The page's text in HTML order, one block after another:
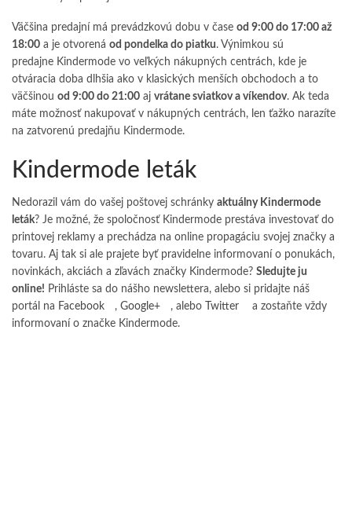
Väčšina predajní má prevádzkovú dobu v čase od 9:00 do 17:00 až
18:00 a je otvorená od pondelka do piatku. Výnimkou sú
predajne Kindermode vo veľkých nákupných centrách, kde je
otváracia doba dlhšia ako v klasických menších obchodoch a to
väčšinou od 9:00 do 21:00 aj vrátane sviatkov a víkendov. Ak teda
máte možnosť nakupovať v nákupných centrách, len ťažko narazíte
na zatvorenú predajňu Kindermode.
Kindermode leták
Nedorazil vám do vašej poštovej schránky aktuálny Kindermode
leták? Je možné, že spoločnosť Kindermode prestáva investovať do
printovej reklamy a prechádza na online propagáciu svojej značky a
tovaru. Aj tak si ale prajete byť pravidelne informovaní o ponukách,
novinkách, akciách a zľavách značky Kindermode? Sledujte ju
online! Prihláste sa do nášho newslettera, alebo si pridajte náš
portál na Facebook , Google+ , alebo Twitter
a zostaňte vždy
informovaní o značke Kindermode.